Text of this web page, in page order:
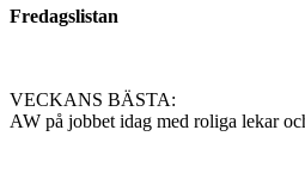
Fredagslistan
VECKANS BÄSTA:
AW på jobbet idag med roliga lekar